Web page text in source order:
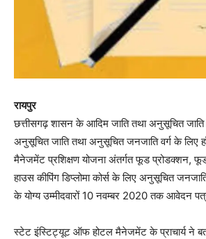
रायपुर
छत्तीसगढ़ शासन के आदिम जाति तथा अनुसूचित जाति
अनुसूचित जाति तथा अनुसूचित जनजाति वर्ग के लिए
मैनेजमेंट प्रशिक्षण योजना अंतर्गत फूड प्रोडक्शन,
हाउस कीपिंग डिप्लोमा कोर्स के लिए अनुसूचित
के योग्य उम्मीदवारों 10 नवम्बर 2020 तक आवेदन
स्टेट इंस्टिट्यूट ऑफ होटल मैनेजमेंट के प्राचार्य ने